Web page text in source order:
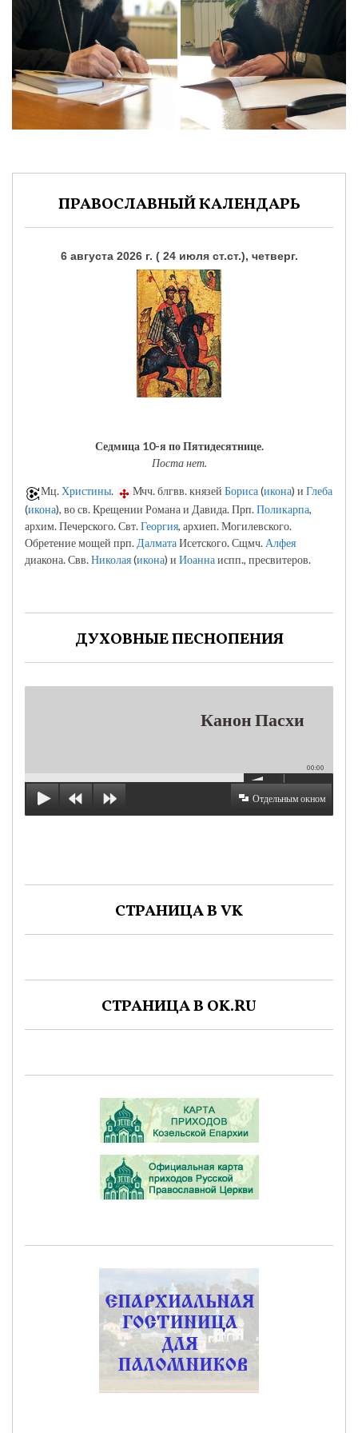
ПРАВОСЛАВНЫЙ КАЛЕНДАРЬ
6 августа 2026 г. ( 24 июля ст.ст.), четверг.
Седмица 10-я по Пятидесятнице.
Поста нет.
Мц. Христины. Мчч. блгвв. князей Бориса(икона) и Глеба
(икона), во св. Крещении Романа и Давида. Прп.Поликарпа,
архим. Печерского. Свт.Георгия, архиеп. Могилевского.
Обретение мощей прп.ДалматаИсетского. Сщмч.Алфея
диакона. Свв.Николая(икона) и Иоаннаиспп., пресвитеров.
ДУХОВНЫЕ ПЕСНОПЕНИЯ
Канон Пасхи
00:00
Отдельным окном
СТРАНИЦА В VK
СТРАНИЦА В OK.RU